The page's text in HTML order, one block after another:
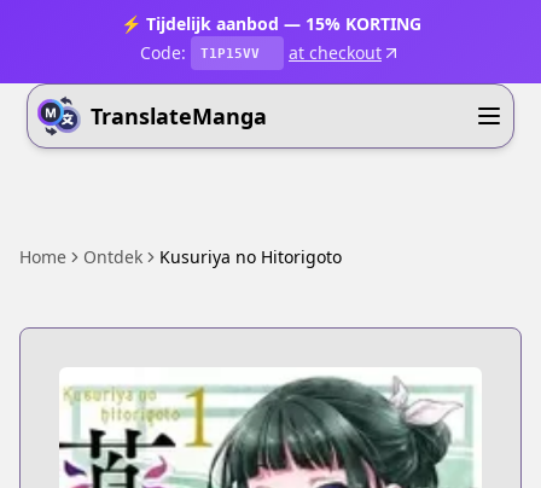
⚡ Tijdelijk aanbod — 15% KORTING
Code:
T1P15VV at checkout
TranslateManga
Home Ontdek Kusuriya no Hitorigoto